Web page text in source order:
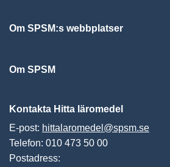
Om SPSM:s webbplatser
Om SPSM
Kontakta Hitta läromedel
E-post: hittalaromedel@spsm.se
Telefon: 010 473 50 00
Postadress: